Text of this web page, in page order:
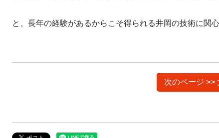
と、長年の経験があるからこそ得られる井岡の技術に関
次のページ >>